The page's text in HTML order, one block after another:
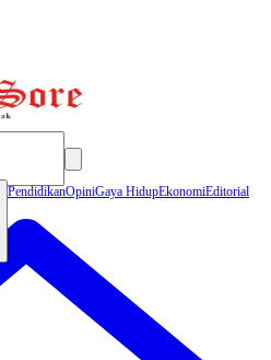
PendidikanOpiniGaya HidupEkonomiEditorial